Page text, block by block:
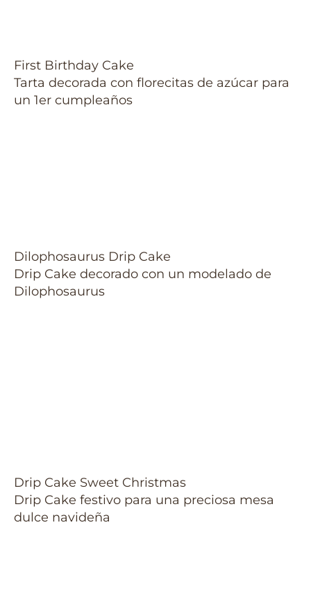
First Birthday Cake
Tarta decorada con florecitas de azúcar para
un 1er cumpleaños
Dilophosaurus Drip Cake
Drip Cake decorado con un modelado de
Dilophosaurus
Drip Cake Sweet Christmas
Drip Cake festivo para una preciosa mesa
dulce navideña